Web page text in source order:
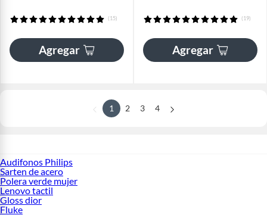
(15)
Agregar
(19)
Agregar
1 2 3 4
Audifonos Philips
Sarten de acero
Polera verde mujer
Lenovo tactil
Gloss dior
Fluke